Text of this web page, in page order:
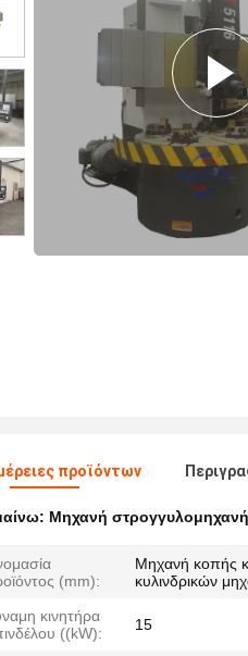
προϊόντων
Μηχανή
(mm):
Μηχανή κοπής
κυλινδρικών
κινητήρα
((kW):
15